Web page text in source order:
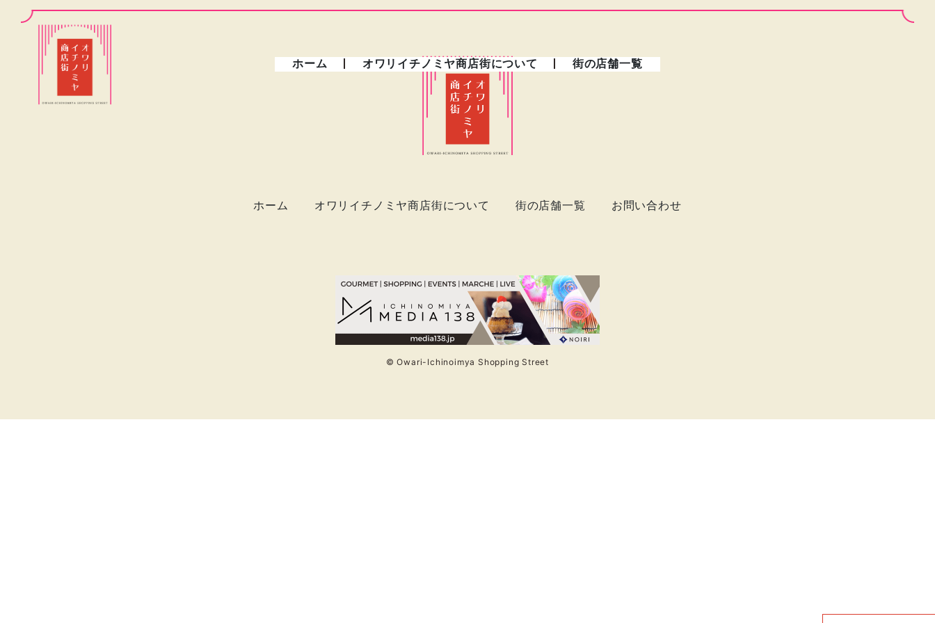
ホーム オワリイチノミヤ商店街について 街の店舗一覧
ホーム オワリイチノミヤ商店街について 街の店舗一覧 お問い合わせ
© Owari-Ichinoimya Shopping Street